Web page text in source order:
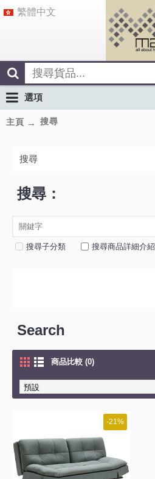
繁體中文
選項
主頁 搜尋
搜尋
搜尋：
搜尋子分類 搜尋商品詳細介紹
Search
商品比較 (0)
-21%